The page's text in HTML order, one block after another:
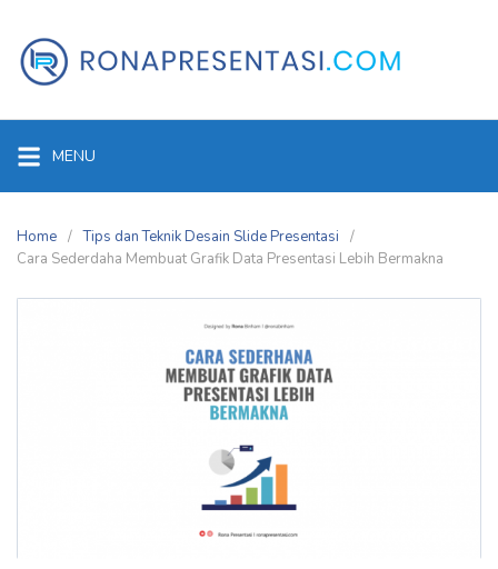
content
MENU
Home
Tips dan Teknik Desain Slide Presentasi
Cara Sederdaha Membuat Grafik Data Presentasi Lebih Bermakna